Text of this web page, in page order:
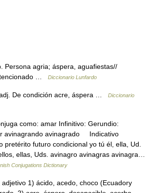
Persona agria; áspera, aguafiestas//
…
Diccionario Lunfardo
De condición acre, áspera …
Diccionario
como: amar Infinitivo: Gerundio:
avinagrando avinagrado Indicativo
pretérito futuro condicional yo tú él, ella, Ud.
ellas, Uds. avinagro avinagras avinagra…
Conjugations Dictionary
1) ácido, acedo, choco (Ecuadory